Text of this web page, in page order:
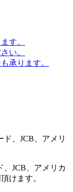
す。
い。
承ります。
JCB、アメリカ
けます。